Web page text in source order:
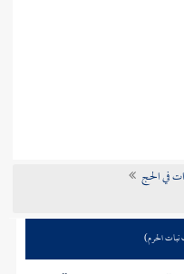
في الحج
الحرم)